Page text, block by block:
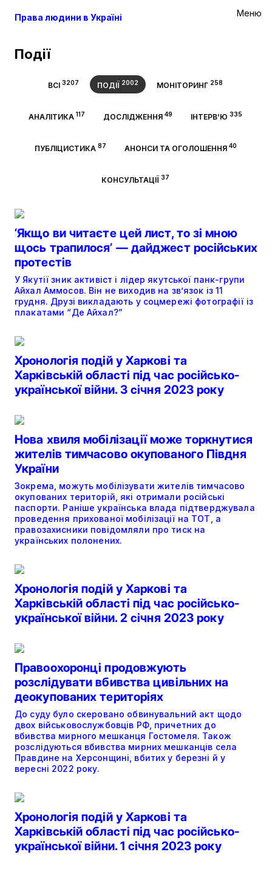
Меню
Права людини в Україні
Події
ВСІ 3207 ПОДІЇ 2002 МОНІТОРИНГ 258
АНАЛІТИКА 117 ДОСЛІДЖЕННЯ 49 ІНТЕРВ’Ю 335
ПУБЛІЦИСТИКА 87 АНОНСИ ТА ОГОЛОШЕННЯ40
КОНСУЛЬТАЦІЇ 37
‘Якщо ви читаєте цей лист, то зі мною
щось трапилося’ — дайджест російських
протестів
У Якутії зник активіст і лідер якутської панк-групи
Айхал Аммосов. Він не виходив на зв’язок із 11
грудня. Друзі викладають у соцмережі фотографії із
плакатами “Де Айхал?”
Хронологія подій у Харкові та
Харківській області під час російсько-
української війни. 3 січня 2023 року
Нова хвиля мобілізації може торкнутися
жителів тимчасово окупованого Півдня
України
Зокрема, можуть мобілізувати жителів тимчасово
окупованих територій, які отримали російські
паспорти. Раніше українська влада підтверджувала
проведення прихованої мобілізації на ТОТ, а
правозахисники повідомляли про тиск на
українських полонених.
Хронологія подій у Харкові та
Харківській області під час російсько-
української війни. 2 січня 2023 року
Правоохоронці продовжують
розслідувати вбивства цивільних на
деокупованих територіях
До суду було скеровано обвинувальний акт щодо
двох військовослужбовців РФ, причетних до
вбивства мирного мешканця Гостомеля. Також
розслідуються вбивства мирних мешканців села
Правдине на Херсонщині, вбитих у березні й у
вересні 2022 року.
Хронологія подій у Харкові та
Харківській області під час російсько-
української війни. 1 січня 2023 року